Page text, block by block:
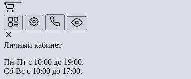
Личный кабинет
Пн-Пт с 10:00 до 19:00.
Сб-Вс с 10:00 до 17:00.